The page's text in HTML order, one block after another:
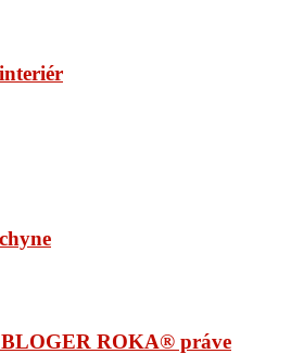
ROKA® práve